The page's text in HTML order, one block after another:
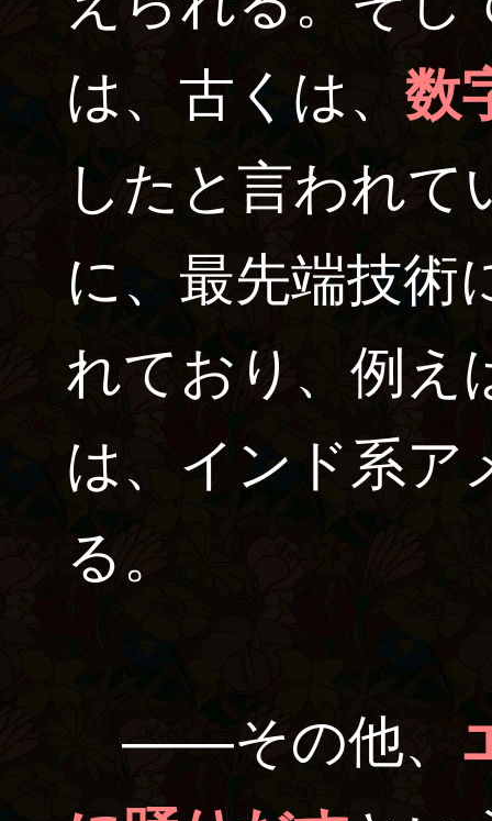
は、古くは、数
したと言われて
に、最先端技術
れており、例え
は、インド系ア
る。
――その他、